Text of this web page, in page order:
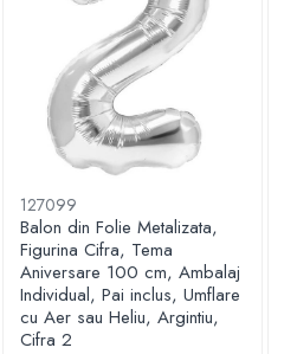
127099
Balon din Folie Metalizata,
Figurina Cifra, Tema
Aniversare 100 cm, Ambalaj
Individual, Pai inclus, Umflare
cu Aer sau Heliu, Argintiu,
Cifra 2